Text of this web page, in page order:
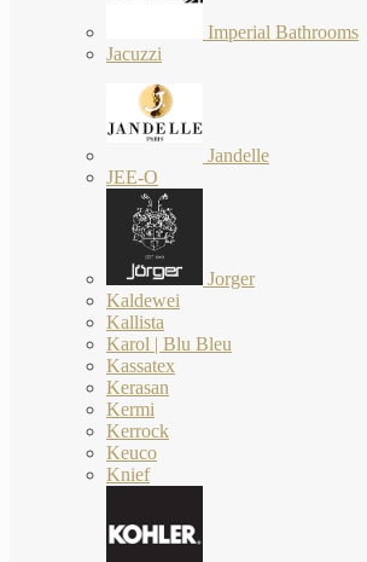
Imperial Bathrooms
Jacuzzi
Jandelle
JEE-O
Jorger
Kaldewei
Kallista
Karol | Blu Bleu
Kassatex
Kerasan
Kermi
Kerrock
Keuco
Knief